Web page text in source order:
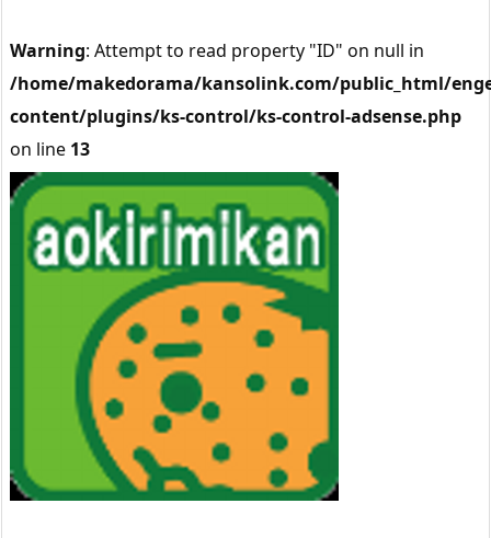
Warning: Attempt to read property "ID" on null in
/home/makedorama/kansolink.com/public_html/
content/plugins/ks-control/ks-control-adsense.php
on line 13